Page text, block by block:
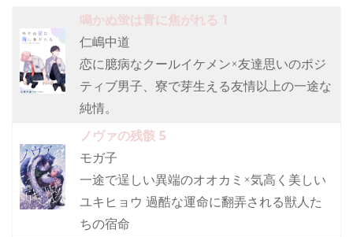
鳴かぬ蛍は青に焦がれる 1
仁嶋中道
恋に臆病なクールイケメン×友達思いのポジ
ティブ男子、寮で芽生える友情以上の一途な
純情。
ノヴァの残骸 5
モガ子
一途で逞しい異端のオオカミ×気高く美しい
ユキヒョウ 過酷な運命に翻弄される獣人た
ちの宿命